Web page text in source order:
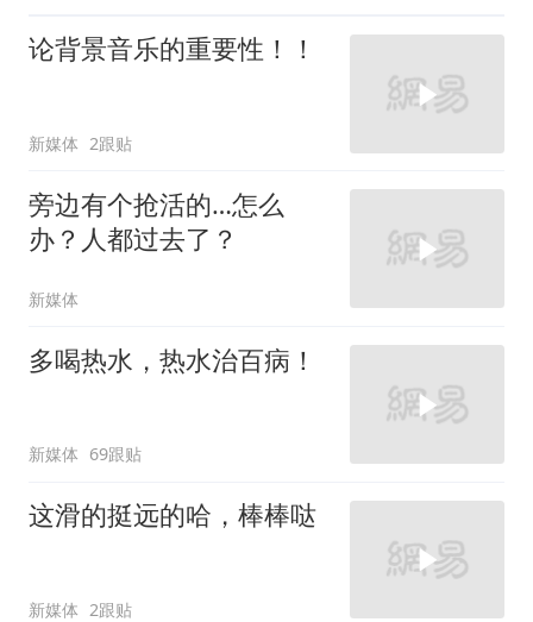
论背景音乐的重要性！！
新媒体 2跟贴
旁边有个抢活的…怎么
办？人都过去了？
新媒体
多喝热水，热水治百病！
新媒体 69跟贴
这滑的挺远的哈，棒棒哒
新媒体 2跟贴